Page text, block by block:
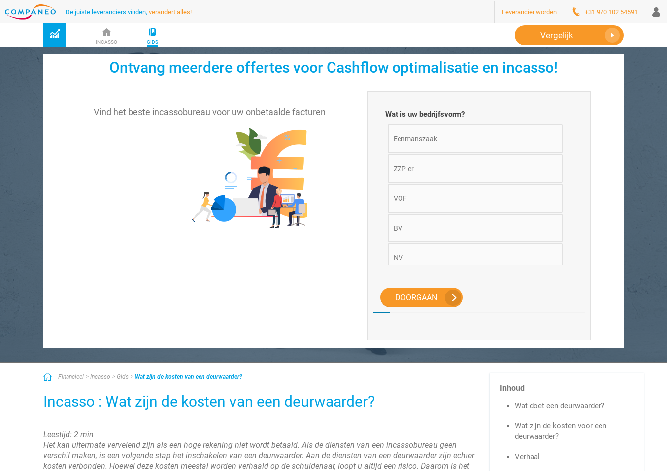
De juiste leveranciers vinden, verandert alles! Leverancier worden +31 970 102 54591
INCASSO GIDS
Vergelijk
Ontvang meerdere offertes voor Cashflow optimalisatie en incasso!
Vind het beste incassobureau voor uw onbetaalde facturen Wat is uw bedrijfsvorm?
Eenmanszaak
ZZP-er
VOF
BV
NV
Vereniging of Stichting
DOORGAAN
Financieel Incasso Gids Wat zijn de kosten van een deurwaarder?
Incasso : Wat zijn de kosten van een deurwaarder?
Leestijd: 2 min
Het kan uitermate vervelend zijn als een hoge rekening niet wordt betaald. Als de diensten van een incassobureau geen
verschil maken, is een volgende stap het inschakelen van een deurwaarder. Aan de diensten van een deurwaarder zijn echter
kosten verbonden. Hoewel deze kosten meestal worden verhaald op de schuldenaar, loopt u altijd een risico. Daarom is het
Inhoud
Wat doet een deurwaarder?
Wat zijn de kosten voor een
deurwaarder?
Verhaal